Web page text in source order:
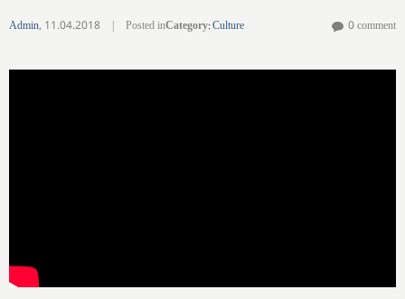
Admin, 11.04.2018 | Posted inCategory:Culture 0 comment